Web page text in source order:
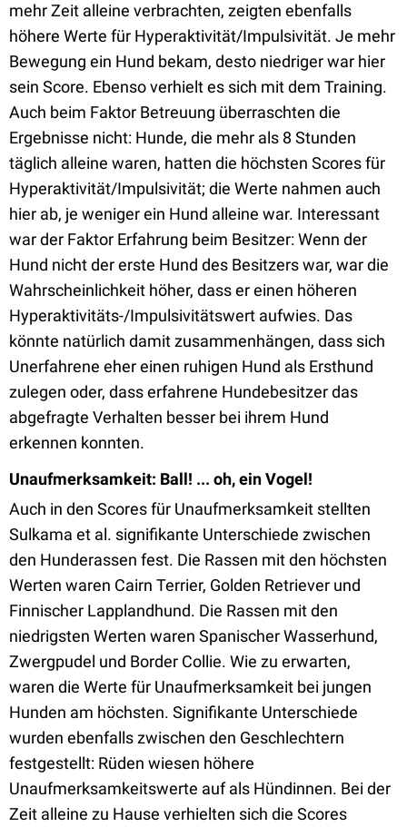
mehr Zeit alleine verbrachten, zeigten ebenfalls
höhere Werte für Hyperaktivität/Impulsivität. Je mehr
Bewegung ein Hund bekam, desto niedriger war hier
sein Score. Ebenso verhielt es sich mit dem Training.
Auch beim Faktor Betreuung überraschten die
Ergebnisse nicht: Hunde, die mehr als 8 Stunden
täglich alleine waren, hatten die höchsten Scores für
Hyperaktivität/Impulsivität; die Werte nahmen auch
hier ab, je weniger ein Hund alleine war. Interessant
war der Faktor Erfahrung beim Besitzer: Wenn der
Hund nicht der erste Hund des Besitzers war, war die
Wahrscheinlichkeit höher, dass er einen höheren
Hyperaktivitäts-/Impulsivitätswert aufwies. Das
könnte natürlich damit zusammenhängen, dass sich
Unerfahrene eher einen ruhigen Hund als Ersthund
zulegen oder, dass erfahrene Hundebesitzer das
abgefragte Verhalten besser bei ihrem Hund
erkennen konnten.
Unaufmerksamkeit: Ball! ... oh, ein Vogel!
Auch in den Scores für Unaufmerksamkeit stellten
Sulkama et al. signifikante Unterschiede zwischen
den Hunderassen fest. Die Rassen mit den höchsten
Werten waren Cairn Terrier, Golden Retriever und
Finnischer Lapplandhund. Die Rassen mit den
niedrigsten Werten waren Spanischer Wasserhund,
Zwergpudel und Border Collie. Wie zu erwarten,
waren die Werte für Unaufmerksamkeit bei jungen
Hunden am höchsten. Signifikante Unterschiede
wurden ebenfalls zwischen den Geschlechtern
festgestellt: Rüden wiesen höhere
Unaufmerksamkeitswerte auf als Hündinnen. Bei der
Zeit alleine zu Hause verhielten sich die Scores